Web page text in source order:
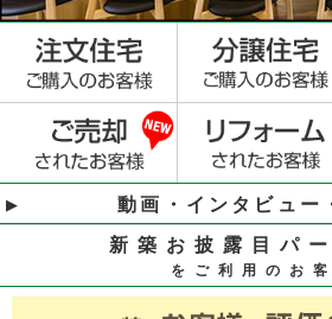
動画・インタビュー
新築お披露目パ
をご利用のお